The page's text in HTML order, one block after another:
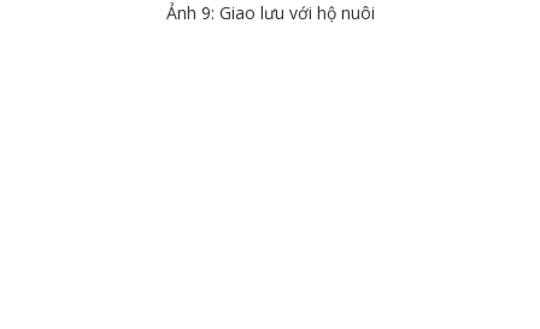
Ảnh 9: Giao lưu với hộ nuôi